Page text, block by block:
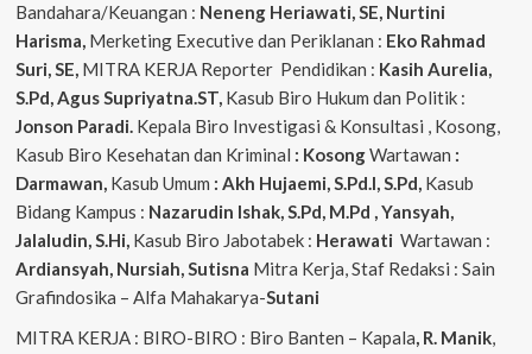
Bandahara/Keuangan : Neneng Heriawati, SE, Nurtini
Harisma, Merketing Executive dan Periklanan : Eko Rahmad
Suri, SE, MITRA KERJA Reporter Pendidikan : Kasih Aurelia,
S.Pd, AgusSupriyatna.ST, Kasub Biro Hukum dan Politik :
Jonson Paradi. Kepala Biro Investigasi & Konsultasi , Kosong,
Kasub Biro Kesehatan dan Kriminal : KosongWartawan :
Darmawan, Kasub Umum : Akh Hujaemi, S.Pd.I, S.Pd, Kasub
Bidang Kampus : Nazarudin Ishak, S.Pd, M.Pd , Yansyah,
Jalaludin, S.Hi, Kasub Biro Jabotabek : Herawati Wartawan :
Ardiansyah, Nursiah, Sutisna Mitra Kerja, Staf Redaksi : Sain
Grafindosika – Alfa Mahakarya-Sutani
MITRA KERJA : BIRO-BIRO : Biro Banten – Kapala, R. Manik,